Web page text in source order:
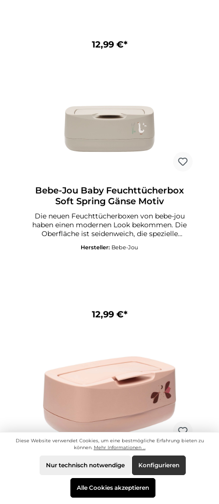
12,99 €*
Bebe-Jou Baby Feuchttücherbox
Soft Spring Gänse Motiv
Die neuen Feuchttücherboxen von bebe-jou
haben einen modernen Look bekommen. Die
Oberfläche ist seidenweich, die spezielle
Entnehmen der Feuchttücher mit einer Hand.
Hersteller: Bebe-Jou
12,99 €*
Bebe-Jou Baby Feuchttücherbox
Sweet Butterfly Schmetterling Motiv
Die neuen Feuchttücherboxen von bebe-jou
haben einen modernen Look bekommen. Die
Diese Website verwendet Cookies, um eine bestmögliche Erfahrung bieten zu
können. Mehr Informationen ...
Nur technisch notwendige Konfigurieren
Alle Cookies akzeptieren